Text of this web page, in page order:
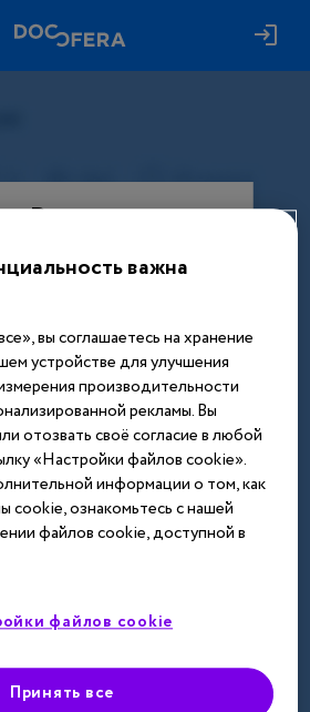
Вход
доступен только
Войдите или
чтобы получить
материалам сайта
или email
Далее
важна
вы соглашаетесь на хранение
устройстве для улучшения
производительности
рекламы. Вы
отозвать своё согласие в любой
«Настройки файлов cookie».
информации о том, как
cookie, ознакомьтесь с нашей
файлов cookie, доступной в
файлов cookie
Принять все